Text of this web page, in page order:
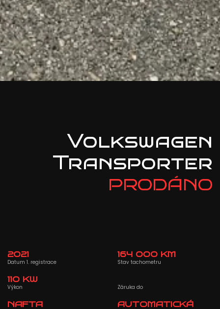
Volkswagen
Transporter
PRODÁNO
2021
Datum 1. registrace
164 000 KM
Stav tachometru
110 KW
Výkon Záruka do
NAFTA AUTOMATICKÁ